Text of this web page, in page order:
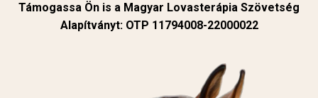
Támogassa Ön is a Magyar Lovasterápia Szövetség
Alapítványt: OTP 11794008-22000022